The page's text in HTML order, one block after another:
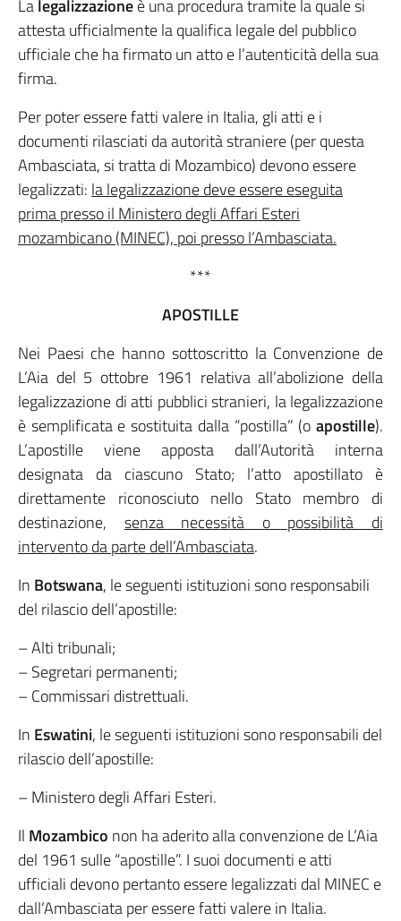
Lalegalizzazioneè una procedura tramite la quale si
attesta ufficialmente la qualifica legale del pubblico
ufficiale che ha firmato un atto e l’autenticità della sua
firma.
Per poter essere fatti valere in Italia, gli atti e i
documenti rilasciati da autorità straniere (per questa
Ambasciata, si tratta di Mozambico) devono essere
legalizzati: la legalizzazione deve essere eseguita
prima presso il Ministero degli Affari Esteri
mozambicano (MINEC), poi presso l’Ambasciata.
***
APOSTILLE
Nei Paesi che hanno sottoscritto la Convenzione de
L’Aia del 5 ottobre 1961 relativa all’abolizione della
legalizzazione di atti pubblici stranieri, la legalizzazione
è semplificata e sostituita dalla “postilla” (o apostille).
L’apostille viene apposta dall’Autorità interna
designata da ciascuno Stato; l’atto apostillato è
direttamente riconosciuto nello Stato membro di
destinazione, senza necessità o possibilità di
intervento da parte dell’Ambasciata.
In Botswana, le seguenti istituzioni sono responsabili
del rilascio dell’apostille:
– Alti tribunali;
– Segretari permanenti;
– Commissari distrettuali.
In Eswatini, le seguenti istituzioni sono responsabili del
rilascio dell’apostille:
– Ministero degli Affari Esteri.
Il Mozambico non ha aderito alla convenzione de L’Aia
del 1961 sulle “apostille”. I suoi documenti e atti
ufficiali devono pertanto essere legalizzati dal MINEC e
dall’Ambasciata per essere fatti valere in Italia.